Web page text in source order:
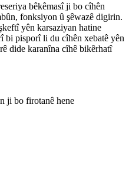
bêkêmasî ji bo cîhên
fonksiyon û şêwazê digirin.
yên karsaziyan hatine
bi pisporî li du cîhên xebatê yên
dide karanîna cîhê bikêrhatî
ji bo firotanê hene